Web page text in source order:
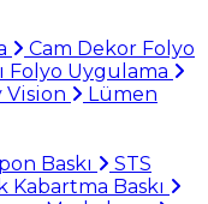
Cam Dekor Folyo
Folyo Uygulama
Vision
Lümen
Baskı
STS
Kabartma Baskı